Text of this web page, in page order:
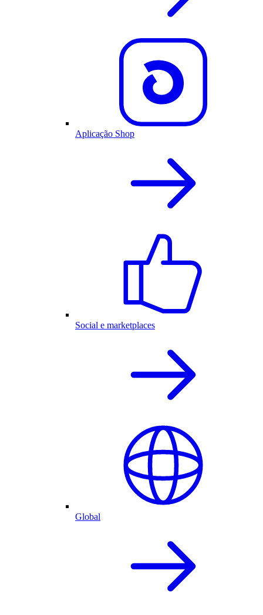
Aplicação Shop
Social e marketplaces
Global